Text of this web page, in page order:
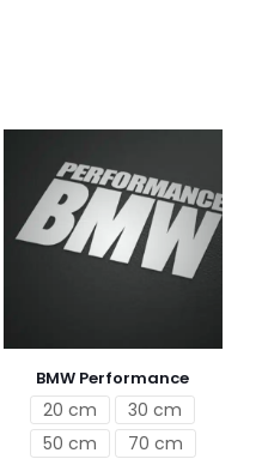
BMW Performance
20 cm
30 cm
50 cm
70 cm